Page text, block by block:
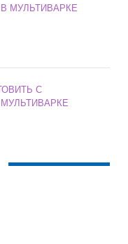
МУЛЬТИВАРКЕ
С